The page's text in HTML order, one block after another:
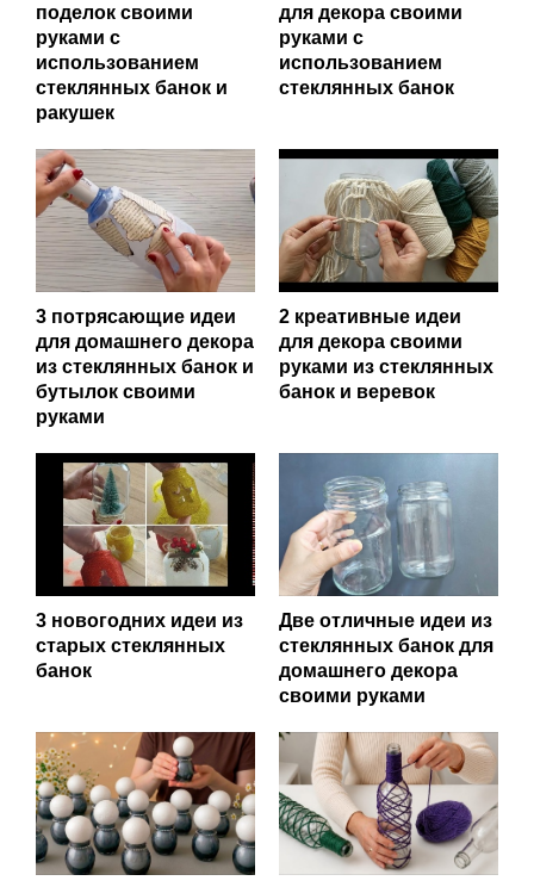
поделок своими
руками с
использованием
стеклянных банок и
ракушек
для декора своими
руками с
использованием
стеклянных банок
3 потрясающие идеи
для домашнего декора
из стеклянных банок и
бутылок своими
руками
2 креативные идеи
для декора своими
руками из стеклянных
банок и веревок
3 новогодних идеи из
старых стеклянных
банок
Две отличные идеи из
стеклянных банок для
домашнего декора
своими руками